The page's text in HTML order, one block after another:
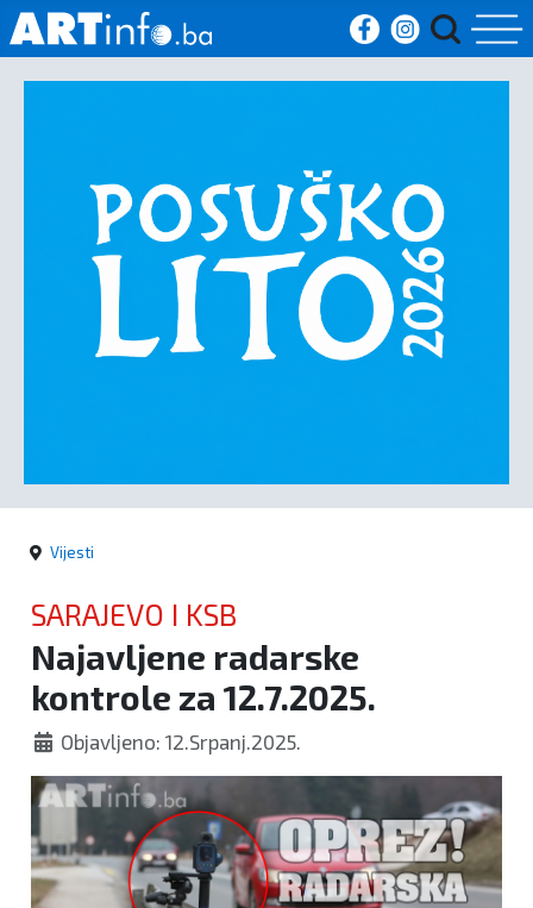
Sport
Kultura
Crna
Vijesti
SARAJEVO I KSB
Najavljene radarske
kontrole za 12.7.2025.
Objavljeno: 12.Srpanj.2025.